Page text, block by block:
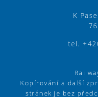
K
tel.
Kopírování a další
stránek je bez